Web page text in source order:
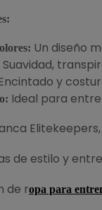
Un diseño
Suavidad,
y
Ideal para
de estilo y
de ropa para